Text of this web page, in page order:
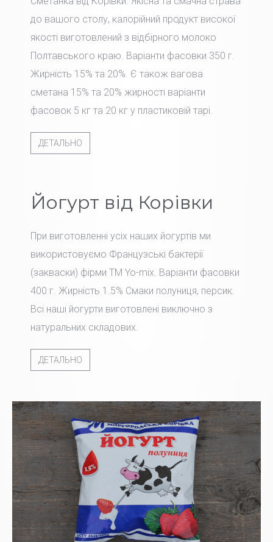
до вашого столу, калорійний продукт високої
якості виготовлений з відбірного молоко
Полтавського краю. Варіанти фасовки 350 г.
Жирність 15% та 20%. Є також вагова
сметана 15% та 20% жирності варіанти
фасовок 5 кг та 20 кг у пластиковій тарі.
ДЕТАЛЬНО
Йогурт від Корівки
При виготовленні усіх наших йогуртів ми
використовуємо Французські бактерії
(закваски) фірми TM Yo-mix. Варіанти фасовки
400 г. Жирність 1.5% Смаки полуниця, персик.
Всі наші йогурти виготовлені виключно з
натуральних складових.
ДЕТАЛЬНО